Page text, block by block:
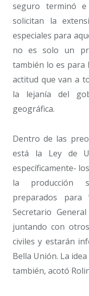
seguro terminó
solicitan la
especiales para
no es solo un
también lo es para
actitud que van a
la lejanía del
geográfica.
Dentro de las
está la Ley de
específicamente-
la producción
preparados
Secretario
juntando con
civiles y estarán
Bella Unión. La
también, acotó